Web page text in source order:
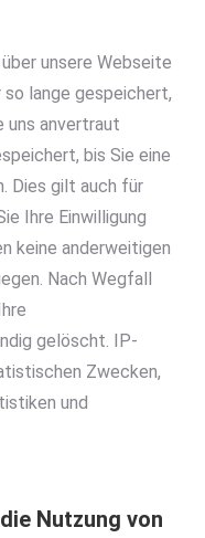
unsere Webseite
lange gespeichert,
uns anvertraut
bis Sie eine
Dies gilt auch für
Ihre Einwilligung
keine anderweitigen
Nach Wegfall
gelöscht. IP-
Zwecken,
und
Nutzung von